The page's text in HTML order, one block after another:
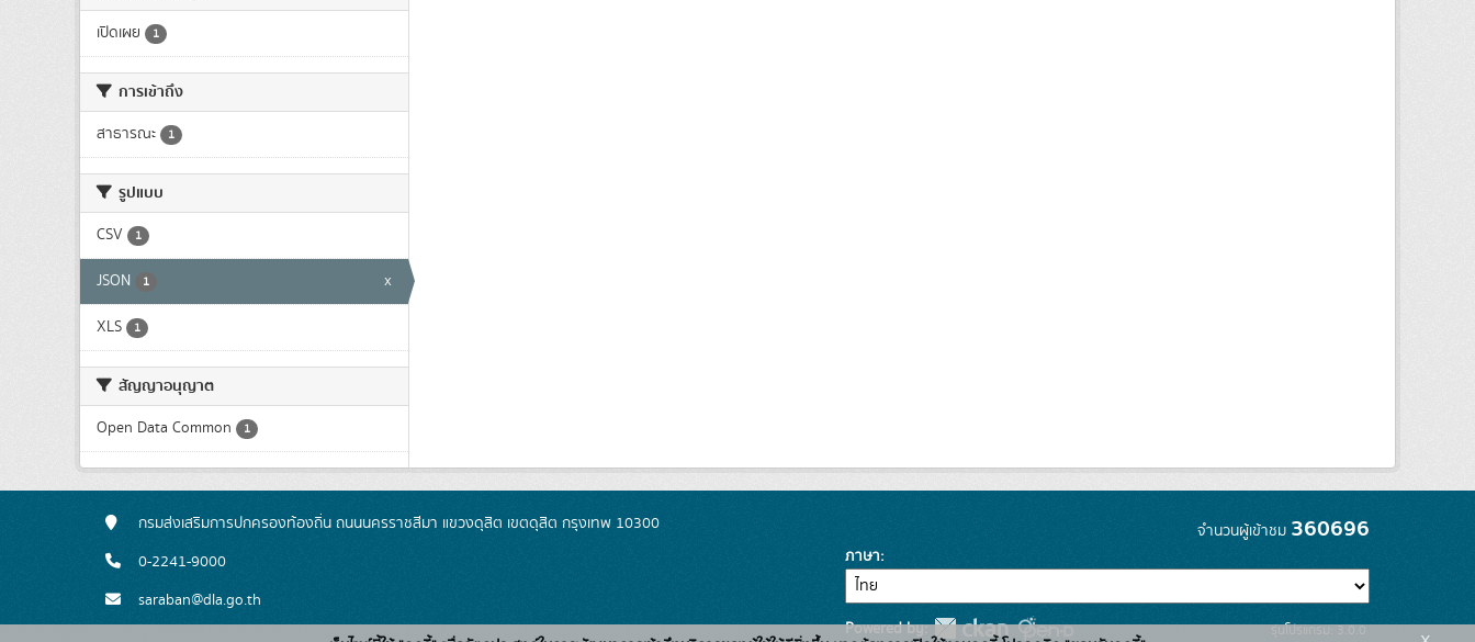
เปิดเผย 1
การเข้าถึง
สาธารณะ 1
รูปแบบ
CSV 1
JSON 1 x
XLS 1
สัญญาอนุญาต
Open Data Common 1
กรมส่งเสริมการปกครองท้องถิ่น ถนนนครราชสีมา แขวงดุสิต เขตดุสิต กรุงเทพ 10300
0-2241-9000
saraban@dla.go.th
จำนวนผู้เข้าชม 360696
ภาษา
Powered by: รุ่นโปรแกรม: 3.0.0